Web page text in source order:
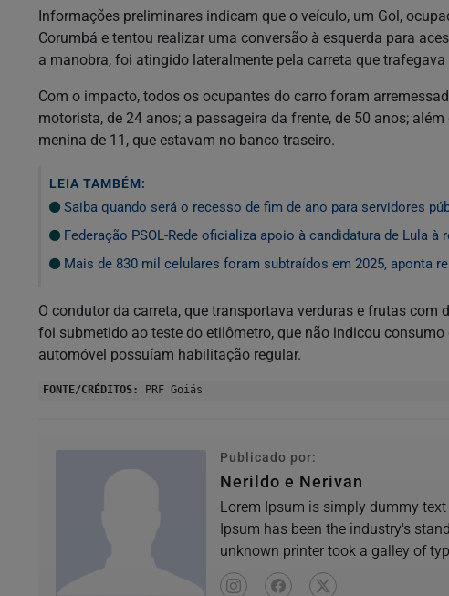
Informações preliminares indicam que o veículo, um Gol,
Corumbá e tentou realizar uma conversão à esquerda para
a manobra, foi atingido lateralmente pela carreta que
Com o impacto, todos os ocupantes do carro foram
motorista, de 24 anos; a passageira da frente, de 50 anos;
menina de 11, que estavam no banco traseiro.
LEIA TAMBÉM:
Saiba quando será o recesso de fim de ano para servidores
Federação PSOL-Rede oficializa apoio à candidatura de Lula à
Mais de 830 mil celulares foram subtraídos em 2025, aponta
O condutor da carreta, que transportava verduras e frutas com
foi submetido ao teste do etilômetro, que não indicou
automóvel possuíam habilitação regular.
FONTE/CRÉDITOS: PRF Goiás
Publicado por:
Nerildo e Nerivan
Lorem Ipsum is simply dummy
Ipsum has been the industry's
unknown printer took a galley of
book.